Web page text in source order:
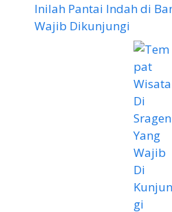
Inilah Pantai Indah di
Wajib Dikunjungi